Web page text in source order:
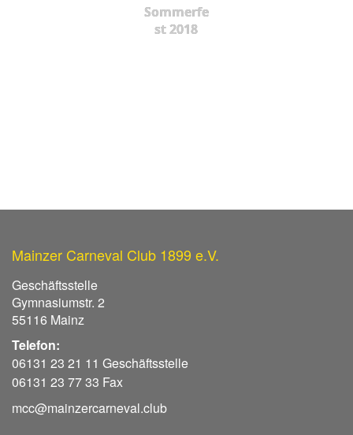
Sommerfe
st 2018
Mainzer Carneval Club 1899 e.V.
Geschäftsstelle
Gymnasiumstr. 2
55116 Mainz
Telefon:
06131 23 21 11 Geschäftsstelle
06131 23 77 33 Fax
mcc@mainzercarneval.club